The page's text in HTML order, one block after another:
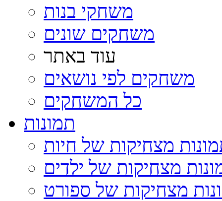
משחקי בנות
משחקים שונים
עוד באתר
משחקים לפי נושאים
כל המשחקים
תמונות
מצחיקות של חיות
מצחיקות של ילדים
מצחיקות של ספורט